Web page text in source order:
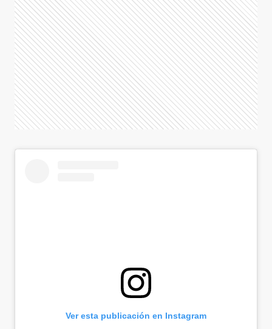
Ver esta publicación en Instagram